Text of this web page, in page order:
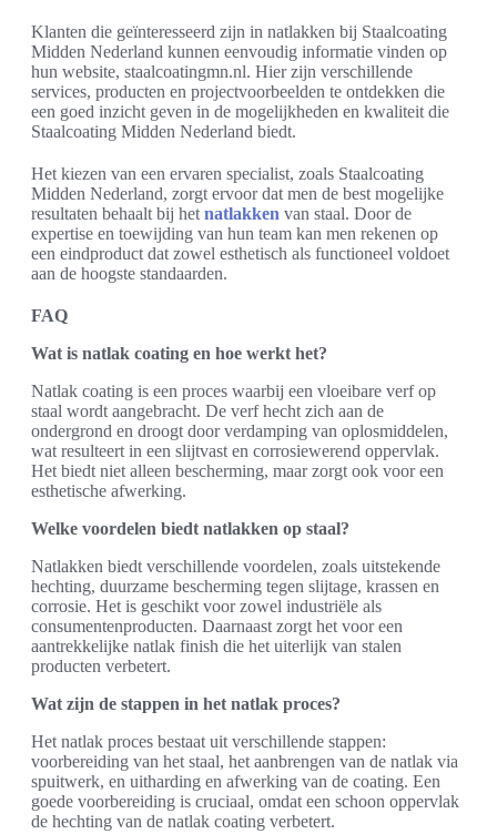
Klanten die geïnteresseerd zijn in natlakken bij Staalcoating
Midden Nederland kunnen eenvoudig informatie vinden op
hun website, staalcoatingmn.nl. Hier zijn verschillende
services, producten en projectvoorbeelden te ontdekken die
een goed inzicht geven in de mogelijkheden en kwaliteit die
Staalcoating Midden Nederland biedt.
Het kiezen van een ervaren specialist, zoals Staalcoating
Midden Nederland, zorgt ervoor dat men de best mogelijke
resultaten behaalt bij het natlakken van staal. Door de
expertise en toewijding van hun team kan men rekenen op
een eindproduct dat zowel esthetisch als functioneel voldoet
aan de hoogste standaarden.
FAQ
Wat is natlak coating en hoe werkt het?
Natlak coating is een proces waarbij een vloeibare verf op
staal wordt aangebracht. De verf hecht zich aan de
ondergrond en droogt door verdamping van oplosmiddelen,
wat resulteert in een slijtvast en corrosiewerend oppervlak.
Het biedt niet alleen bescherming, maar zorgt ook voor een
esthetische afwerking.
Welke voordelen biedt natlakken op staal?
Natlakken biedt verschillende voordelen, zoals uitstekende
hechting, duurzame bescherming tegen slijtage, krassen en
corrosie. Het is geschikt voor zowel industriële als
consumentenproducten. Daarnaast zorgt het voor een
aantrekkelijke natlak finish die het uiterlijk van stalen
producten verbetert.
Wat zijn de stappen in het natlak proces?
Het natlak proces bestaat uit verschillende stappen:
voorbereiding van het staal, het aanbrengen van de natlak via
spuitwerk, en uitharding en afwerking van de coating. Een
goede voorbereiding is cruciaal, omdat een schoon oppervlak
de hechting van de natlak coating verbetert.